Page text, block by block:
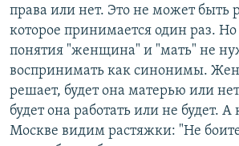
права или нет. Это не может быть
которое принимается один раз.
понятия "женщина" и "мать" не
воспринимать как синонимы.
решает, будет она матерью или
будет она работать или не будет.
Москве видим растяжки: "Не